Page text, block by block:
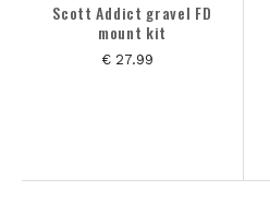
Scott Addict gravel FD
mount kit
€ 27.99